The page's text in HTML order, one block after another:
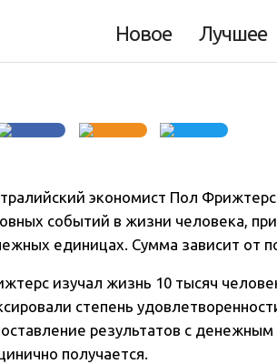
Новое Лучшее
экономист Пол
событий в жизни человека,
единицах. Сумма зависит от
изучал жизнь 10 тысяч
степень
результатов с
получается.